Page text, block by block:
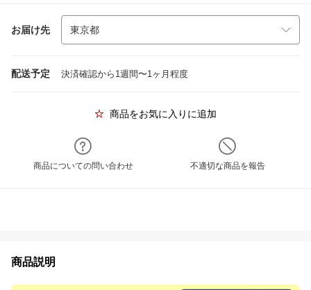
お届け先
配送予定 決済確認から1週間〜1ヶ月程度
商品をお気に入りに追加
商品についての問い合わせ 不適切な商品を報告
商品説明